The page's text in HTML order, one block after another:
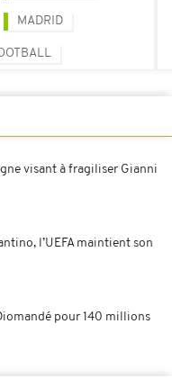
MADRID
visant à fragiliser Gianni
l’UEFA maintient son
pour 140 millions